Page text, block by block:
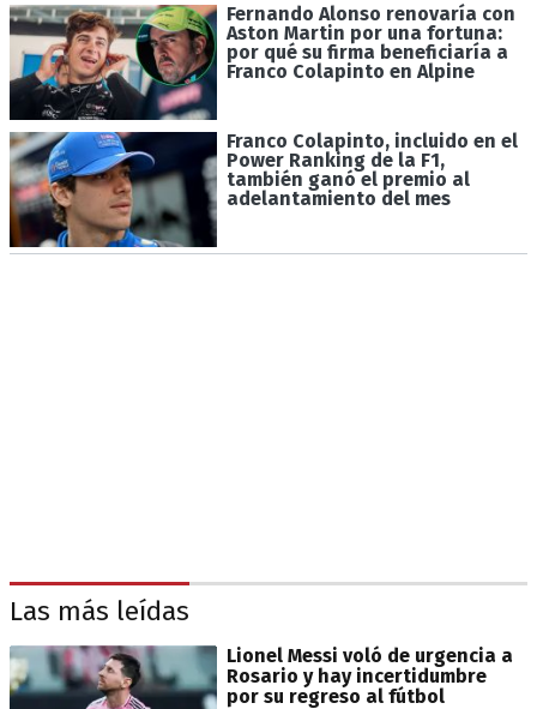
Fernando Alonso renovaría con
Aston Martin por una fortuna:
por qué su firma beneficiaría a
Franco Colapinto en Alpine
Franco Colapinto, incluido en el
Power Ranking de la F1,
también ganó el premio al
adelantamiento del mes
Las más leídas
Lionel Messi voló de urgencia a
Rosario y hay incertidumbre
por su regreso al fútbol